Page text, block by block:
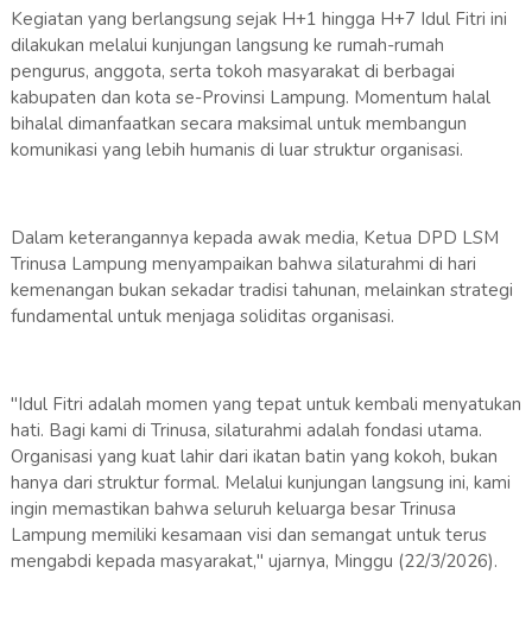
Kegiatan yang berlangsung sejak H+1 hingga H+7 Idul Fitri ini
dilakukan melalui kunjungan langsung ke rumah-rumah
pengurus, anggota, serta tokoh masyarakat di berbagai
kabupaten dan kota se-Provinsi Lampung. Momentum halal
bihalal dimanfaatkan secara maksimal untuk membangun
komunikasi yang lebih humanis di luar struktur organisasi.
Dalam keterangannya kepada awak media, Ketua DPD LSM
Trinusa Lampung menyampaikan bahwa silaturahmi di hari
kemenangan bukan sekadar tradisi tahunan, melainkan strategi
fundamental untuk menjaga soliditas organisasi.
"Idul Fitri adalah momen yang tepat untuk kembali menyatukan
hati. Bagi kami di Trinusa, silaturahmi adalah fondasi utama.
Organisasi yang kuat lahir dari ikatan batin yang kokoh, bukan
hanya dari struktur formal. Melalui kunjungan langsung ini, kami
ingin memastikan bahwa seluruh keluarga besar Trinusa
Lampung memiliki kesamaan visi dan semangat untuk terus
mengabdi kepada masyarakat," ujarnya, Minggu (22/3/2026).